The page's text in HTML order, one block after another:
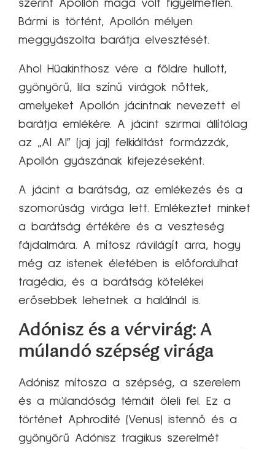
szerint Apollón maga volt figyelmetlen.
Bármi is történt, Apollón mélyen
meggyászolta barátja elvesztését.
Ahol Hüakinthosz vére a földre hullott,
gyönyörű, lila színű virágok nőttek,
amelyeket Apollón jácintnak nevezett el
barátja emlékére. A jácint szirmai állítólag
az „AI AI” (jaj jaj) felkiáltást formázzák,
Apollón gyászának kifejezéseként.
A jácint a barátság, az emlékezés és a
szomorúság virága lett. Emlékeztet minket
a barátság értékére és a veszteség
fájdalmára. A mítosz rávilágít arra, hogy
még az istenek életében is előfordulhat
tragédia, és a barátság kötelékei
erősebbek lehetnek a halálnál is.
Adónisz és a vérvirág: A
múlandó szépség virága
Adónisz mítosza a szépség, a szerelem
és a múlandóság témáit öleli fel. Ez a
történet Aphrodité (Venus) istennő és a
gyönyörű Adónisz tragikus szerelmét